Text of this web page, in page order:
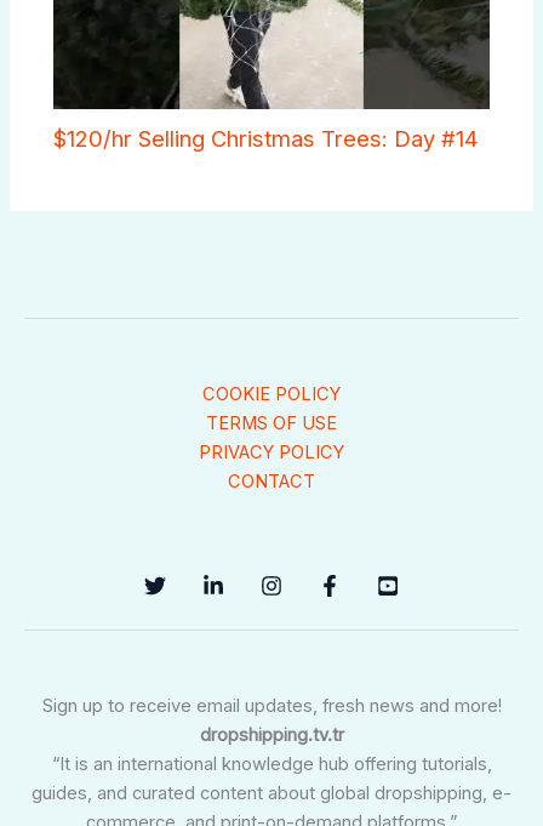
$120/hr Selling Christmas Trees: Day #14
COOKIE POLICY
TERMS OF USE
PRIVACY POLICY
CONTACT
Sign up to receive email updates, fresh news and more!
dropshipping.tv.tr
“It is an international knowledge hub offering tutorials,
guides, and curated content about global dropshipping, e-